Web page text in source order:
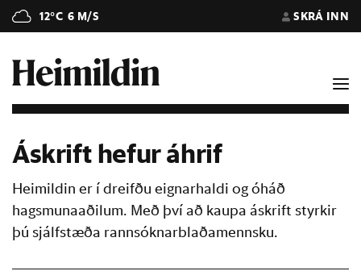
12°C 6 M/S SKRÁ INN
Áskrift hefur áhrif
Heimildin er í dreifðu eignarhaldi og óháð
hagsmunaaðilum. Með því að kaupa áskrift styrkir
þú sjálfstæða rannsóknarblaðamennsku.